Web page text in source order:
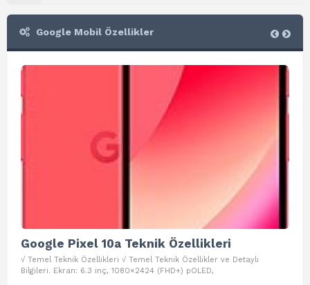
Google Mobil Özellikler
Google Pixel 10a Teknik Özellikleri
√ Temel Teknik Özellikleri √ Temel Teknik Özellikler ve Detaylı
Bilgileri. Ekran: 6.3 inç, 1080×2424 (FHD+) pOLED,